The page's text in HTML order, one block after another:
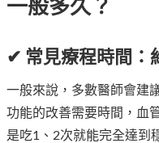
一般多久？
✔ 常見療程時間：
一般來說，多數醫師會建
功能的改善需要時間，血
是吃1、2次就能完全達到